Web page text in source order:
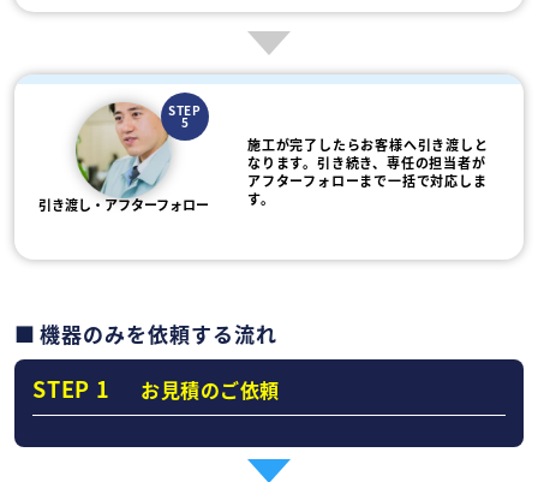
STEP
5
引き渡し・アフターフォロー
施工が完了したらお客様へ引き渡しと
なります。引き続き、専任の担当者が
アフターフォローまで一括で対応しま
す。
機器のみを依頼する流れ
STEP 1 お見積のご依頼